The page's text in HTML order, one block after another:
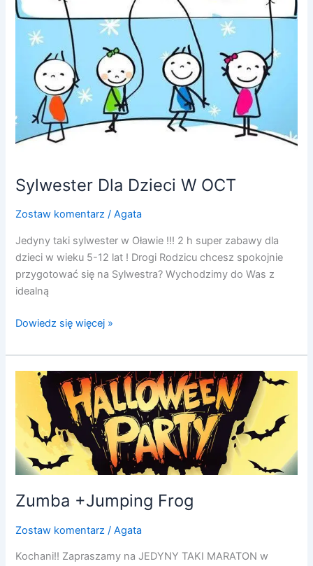
Sylwester Dla Dzieci W OCT
Zostaw komentarz /Agata
Jedyny taki sylwester w Oławie !!! 2 h super zabawy dla
dzieci w wieku 5-12 lat ! Drogi Rodzicu chcesz spokojnie
przygotować się na Sylwestra? Wychodzimy do Was z
idealną
Dowiedz się więcej »
Zumba +Jumping Frog
Zostaw komentarz /Agata
Kochani!! Zapraszamy na JEDYNY TAKI MARATON w
Zumba
+Jumping
Frog